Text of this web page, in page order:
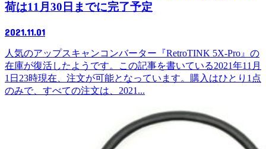
荷は11月30日までに完了予定
2021.11.01
人気のアップスキャンコンバーター『RetroTINK 5X-Pro』の
在庫が復活したようです。この記事を書いている2021年11月
1日23時現在、注文が可能となっています。購入はひとり1点
のみで、すべての注文は、2021...